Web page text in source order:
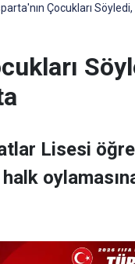
Çocukları
Lisesi